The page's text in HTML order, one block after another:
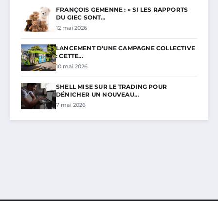
FRANÇOIS GEMENNE : « SI LES RAPPORTS
DU GIEC SONT…
12 mai 2026
LANCEMENT D’UNE CAMPAGNE COLLECTIVE
: CETTE…
10 mai 2026
SHELL MISE SUR LE TRADING POUR
DÉNICHER UN NOUVEAU…
7 mai 2026